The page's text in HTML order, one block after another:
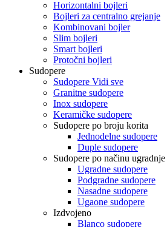
Horizontalni bojleri
Bojleri za centralno grejanje
Kombinovani bojler
Slim bojleri
Smart bojleri
Protočni bojleri
Sudopere
Sudopere Vidi sve
Granitne sudopere
Inox sudopere
Keramičke sudopere
Sudopere po broju korita
Jednodelne sudopere
Duple sudopere
Sudopere po načinu ugradnje
Ugradne sudopere
Podgradne sudopere
Nasadne sudopere
Ugaone sudopere
Izdvojeno
Blanco sudopere